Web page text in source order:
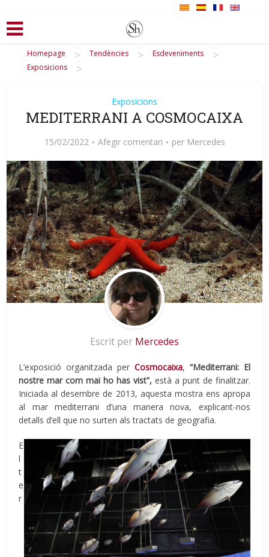
Homepage > Tendències > Esdeveniments >
Exposicions >
Exposicions
MEDITERRANI A COSMOCAIXA
15/02/2022 Afegir comentari per Mercedes
Escrit per Mercedes
L’exposició organitzada per Cosmocaixa, “Mediterrani: El
nostre mar com mai ho has vist”, està a punt de finalitzar.
Iniciada al desembre de 2013, aquesta mostra ens apropa
al mar mediterrani d’una manera nova, explicant-nos
detalls d’ell que no surten als tractats de geografia.
E
l
t
e
r